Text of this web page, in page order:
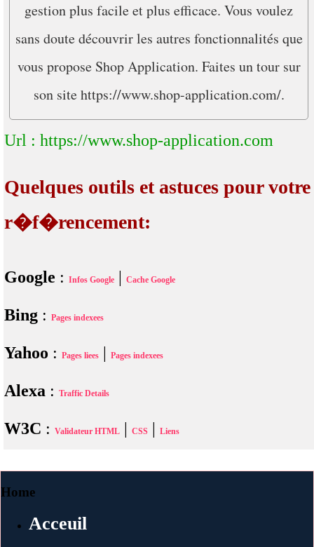
gestion plus facile et plus efficace. Vous voulez
sans doute découvrir les autres fonctionnalités que
vous propose Shop Application. Faites un tour sur
son site https://www.shop-application.com/.
Url : https://www.shop-application.com
Quelques outils et astuces pour votre
r�f�rencement:
Google : Infos Google Cache Google
Bing : Pages indexees
Yahoo : Pages liees Pages indexees
Alexa : Traffic Details
W3C : Validateur HTML CSS Liens
Home
Acceuil